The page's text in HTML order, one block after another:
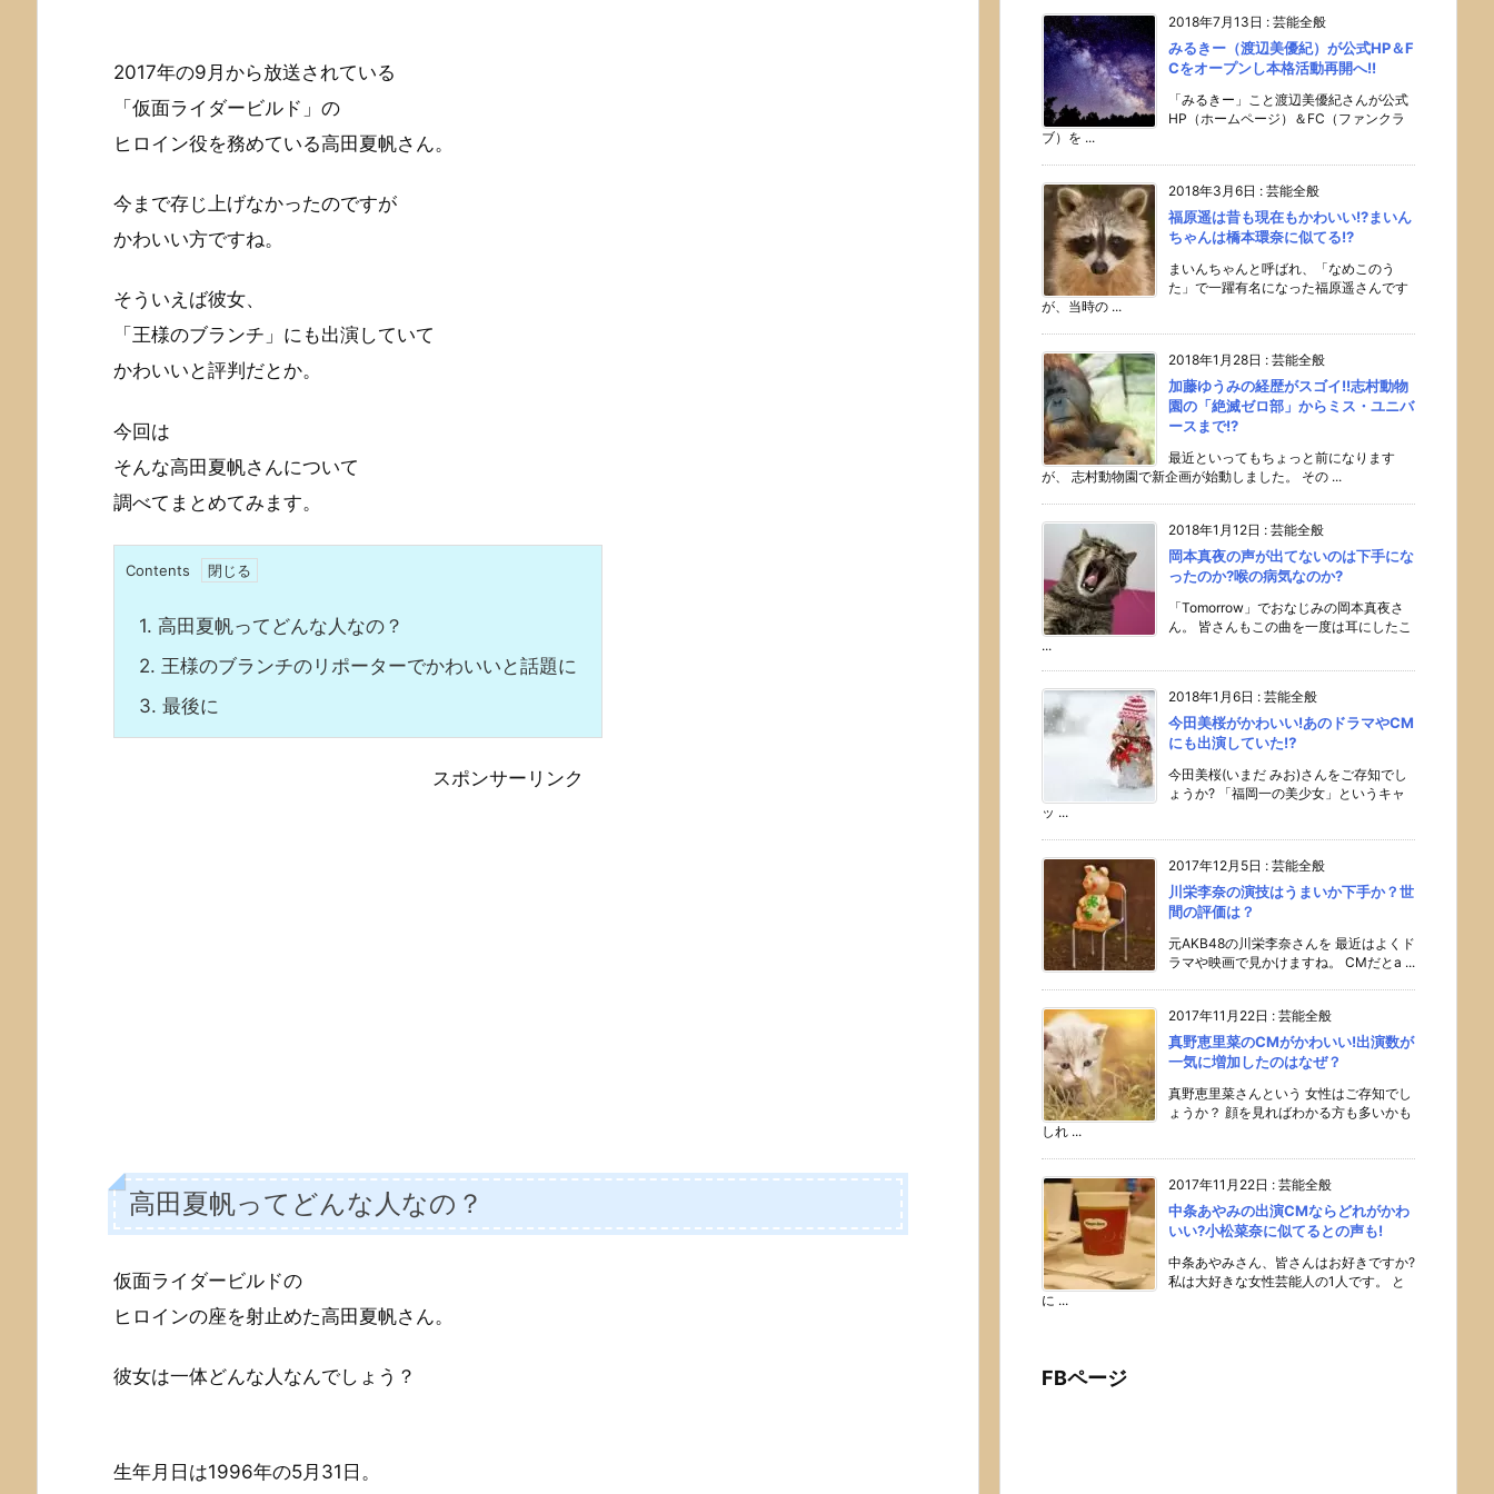
2017年の9月から放送されている
「仮面ライダービルド」の
ヒロイン役を務めている高田夏帆さん。
今まで存じ上げなかったのですが
かわいい方ですね。
そういえば彼女、
「王様のブランチ」にも出演していて
かわいいと評判だとか。
今回は
そんな高田夏帆さんについて
調べてまとめてみます。
Contents
1. 高田夏帆ってどんな人なの？
2. 王様のブランチのリポーターでかわいいと話題に
3. 最後に
スポンサーリンク
高田夏帆ってどんな人なの？
仮面ライダービルドの
ヒロインの座を射止めた高田夏帆さん。
彼女は一体どんな人なんでしょう？
生年月日は1996年の5月31日。
2018年7月13日 : 芸能全般
みるきー（渡辺美優紀）が公式HP＆F
Cをオープンし本格活動再開へ!!
「みるきー」こと渡辺美優紀さんが公式
HP（ホームページ）＆FC（ファンクラ
ブ）を ...
2018年3月6日 : 芸能全般
福原遥は昔も現在もかわいい!?まいん
ちゃんは橋本環奈に似てる!?
まいんちゃんと呼ばれ、「なめこのう
た」で一躍有名になった福原遥さんです
が、当時の ...
2018年1月28日 : 芸能全般
加藤ゆうみの経歴がスゴイ!!志村動物
園の「絶滅ゼロ部」からミス・ユニバ
ースまで!?
最近といってもちょっと前になります
が、 志村動物園で新企画が始動しました。 その ...
2018年1月12日 : 芸能全般
岡本真夜の声が出てないのは下手にな
ったのか?喉の病気なのか?
「Tomorrow」でおなじみの岡本真夜さ
ん。 皆さんもこの曲を一度は耳にしたこ
...
2018年1月6日 : 芸能全般
今田美桜がかわいい!あのドラマやCM
にも出演していた⁉︎
今田美桜(いまだ みお)さんをご存知でし
ょうか? 「福岡一の美少女」というキャ
ッ ...
2017年12月5日 : 芸能全般
川栄李奈の演技はうまいか下手か？世
間の評価は？
元AKB48の川栄李奈さんを 最近はよくド
ラマや映画で見かけますね。 CMだとa ...
2017年11月22日 : 芸能全般
真野恵里菜のCMがかわいい!出演数が
一気に増加したのはなぜ？
真野恵里菜さんという 女性はご存知でし
ょうか？ 顔を見ればわかる方も多いかも
しれ ...
2017年11月22日 : 芸能全般
中条あやみの出演CMならどれがかわ
いい?小松菜奈に似てるとの声も!
中条あやみさん、皆さんはお好きですか?
私は大好きな女性芸能人の1人です。 と
に ...
FBページ